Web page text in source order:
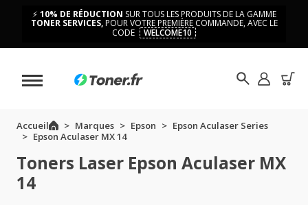
⚡ 10% DE RÉDUCTION SUR TOUS LES PRODUITS DE LA GAMME
TONER SERVICES,POUR VOTRE PREMIÈRE COMMANDE, AVEC LE
CODE
WELCOME10
Accueil Marques Epson
Epson Aculaser Series
Epson Aculaser MX 14
Toners Laser Epson Aculaser MX
14